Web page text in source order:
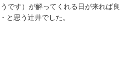
です）が解ってくれる日が来れば良
と思う辻井でした。